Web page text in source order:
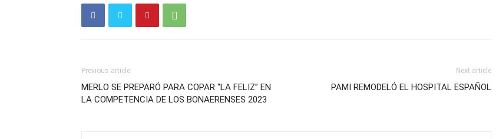
Previous article
MERLO SE PREPARÓ PARA COPAR “LA FELIZ” EN
LA COMPETENCIA DE LOS BONAERENSES 2023
Next article
PAMI REMODELÓ EL HOSPITAL ESPAÑOL